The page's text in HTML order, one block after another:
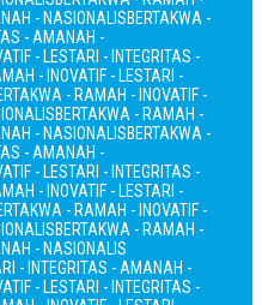
- NASIONALISBERTAKWA -
- AMANAH -
- LESTARI - INTEGRITAS -
- INOVATIF - LESTARI -
- RAMAH - INOVATIF -
BERTAKWA - RAMAH -
- NASIONALISBERTAKWA -
- AMANAH -
- LESTARI - INTEGRITAS -
- INOVATIF - LESTARI -
- RAMAH - INOVATIF -
BERTAKWA - RAMAH -
- NASIONALIS
- INTEGRITAS - AMANAH -
- LESTARI - INTEGRITAS -